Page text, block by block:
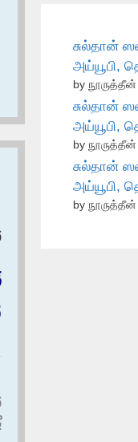
சுல்தான்
அய்யூபி,
by நூருத்தீன்
சுல்தான்
அய்யூபி,
by நூருத்தீன்
சுல்தான்
அய்யூபி,
by நூருத்தீன்